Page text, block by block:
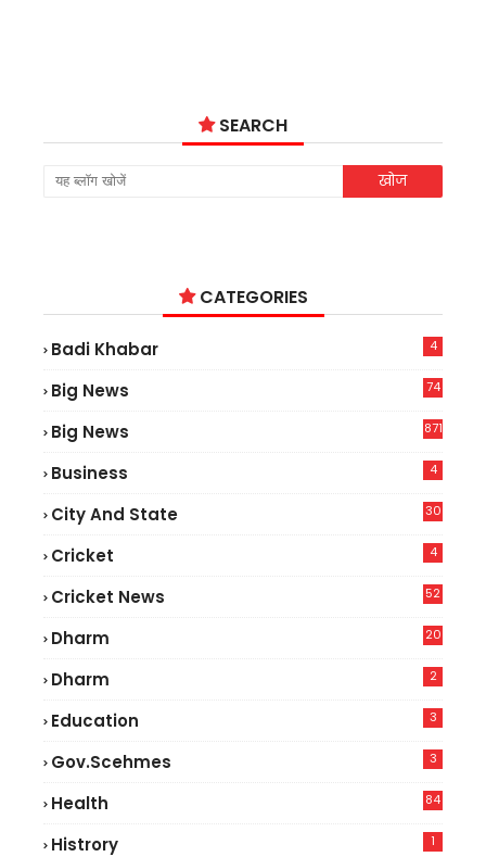
SEARCH
CATEGORIES
Badi Khabar 4
Big News
74
Big News 871
Business 4
City And State 30
Cricket 4
Cricket News
52
Dharm 20
Dharm 2
Education 3
Gov.scehmes 3
Health
84
Histrory 1